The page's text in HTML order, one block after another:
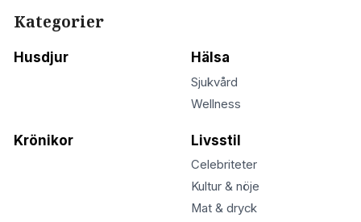
Kategorier
Husdjur Hälsa
Sjukvård
Wellness
Krönikor Livsstil
Celebriteter
Kultur & nöje
Mat & dryck